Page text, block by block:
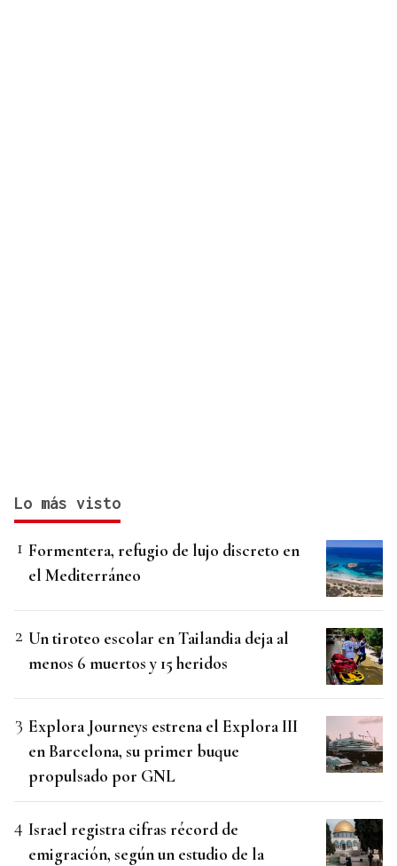
Lo más visto
Formentera, refugio de lujo discreto en
el Mediterráneo
Un tiroteo escolar en Tailandia deja al
menos 6 muertos y 15 heridos
Explora Journeys estrena el Explora III
en Barcelona, su primer buque
propulsado por GNL
Israel registra cifras récord de
emigración, según un estudio de la